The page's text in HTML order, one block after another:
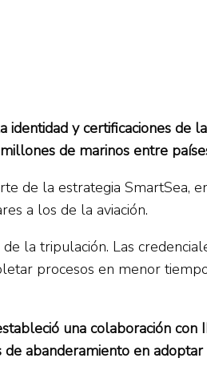
y certificaciones de
de marinos entre
de la estrategia SmartSea,
a los de la aviación.
la tripulación. Las
procesos en menor
una colaboración
abanderamiento en